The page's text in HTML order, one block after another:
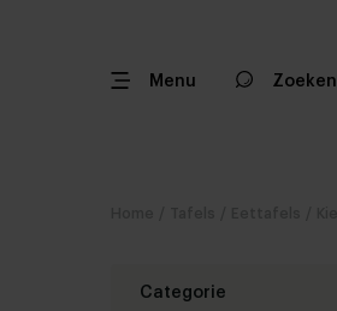
Menu Zoeken
Categorie